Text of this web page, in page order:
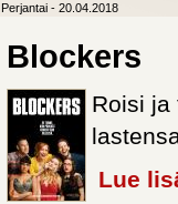
Perjantai - 20.04.2018
Blockers
Roisi ja
Lue